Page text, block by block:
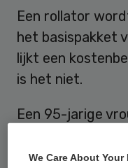
Een rollator
het basispakket
lijkt een
is het niet.
Een 95-jarige
thuis gevallen
We Care About Your